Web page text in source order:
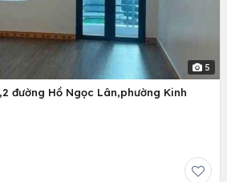
5
đường Hồ Ngọc Lân,phường Kinh